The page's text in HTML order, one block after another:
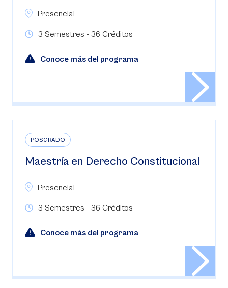
Presencial
3 Semestres - 36 Créditos
Conoce más del programa
POSGRADO
Maestría en Derecho Constitucional
Presencial
3 Semestres - 36 Créditos
Conoce más del programa